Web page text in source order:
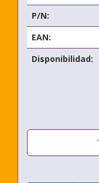
P/N:
EAN:
Disponibilidad: